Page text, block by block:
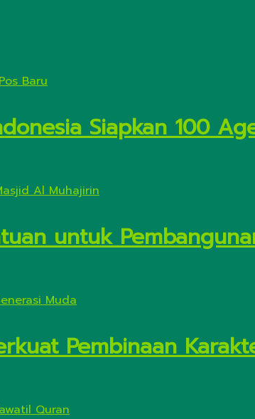
Siapkan 100
untuk
Pembinaan